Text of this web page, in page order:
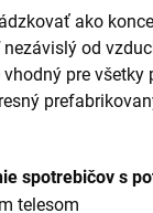
ako
od
pre všetky
spotrebičov s
telesom